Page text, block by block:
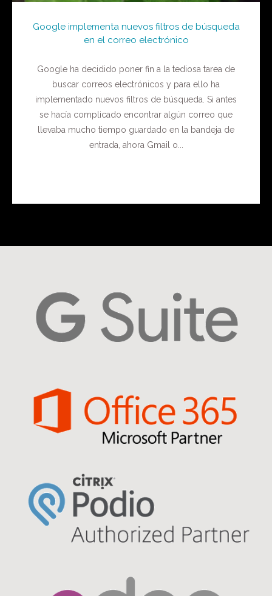
Google implementa nuevos filtros de búsqueda
en el correo electrónico
Google ha decidido poner fin a la tediosa tarea de
buscar correos electrónicos y para ello ha
implementado nuevos filtros de búsqueda. Si antes
se hacía complicado encontrar algún correo que
llevaba mucho tiempo guardado en la bandeja de
entrada, ahora Gmail o...